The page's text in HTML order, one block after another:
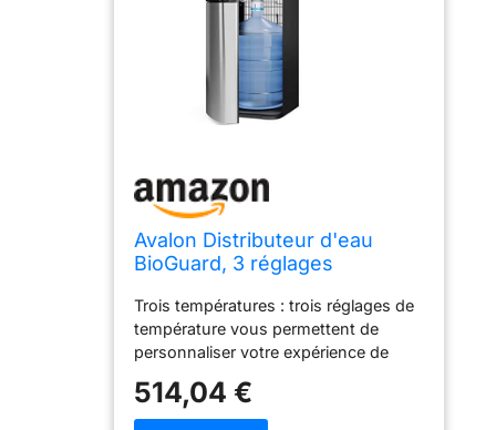
Avalon Distributeur d'eau
BioGuard, 3 réglages
chaude/froide/spatiale, acier
inoxydable durable,
revêtement antimicrobien, UL
répertorié
Trois températures : trois réglages de
température vous permettent de
personnaliser votre expérience de
d'une sortie froide et fraîche. Design
innovant : notre armoire élégante en
514,04 €